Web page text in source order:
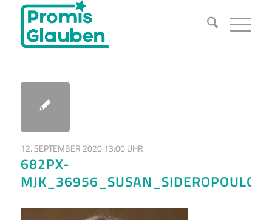
12. SEPTEMBER 2020 13:00 UHR
682PX-